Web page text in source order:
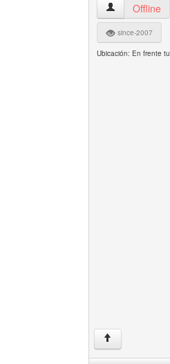
todobanners
Offline
since-2007
Ubicación: En frente
↑